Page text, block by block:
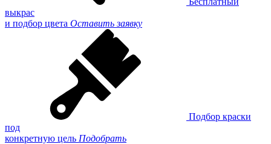
выкрас
и подбор цвета Оставить заявку
Подбор краски
под
конкретную цель Подобрать